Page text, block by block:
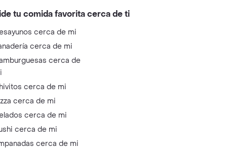
tu comida favorita cerca de ti
cerca de mi
cerca de mi
cerca de
cerca de mi
cerca de mi
cerca de mi
cerca de mi
cerca de mi